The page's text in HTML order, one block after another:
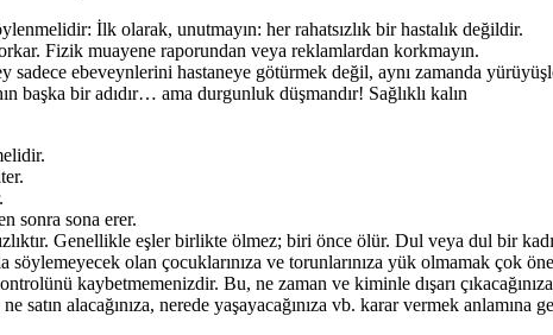
İlk olarak, unutmayın: her rahatsızlık bir hastalık değildir.
Fizik muayene raporundan veya reklamlardan korkmayın.
ebeveynlerini hastaneye götürmek değil, aynı zamanda
başka bir adıdır… ama durgunluk düşmandır! Sağlıklı kalın
sonra sona erer.
Genellikle eşler birlikte ölmez; biri önce ölür. Dul veya dul bir
söylemeyecek olan çocuklarınıza ve torunlarınıza yük olmamak çok
kaybetmemenizdir. Bu, ne zaman ve kiminle dışarı
satın alacağınıza, nerede yaşayacağınıza vb. karar vermek